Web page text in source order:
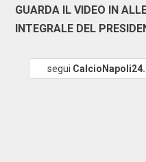
GUARDA IL VIDEO IN
INTEGRALE DEL
segui